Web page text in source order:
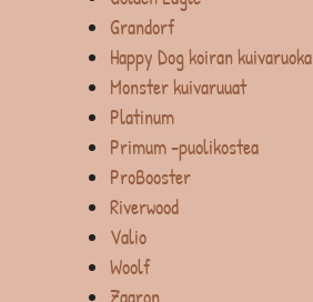
Grandorf
Happy Dog koiran kuivaruoka
Monster kuivaruuat
Platinum
Primum -puolikostea
ProBooster
Riverwood
Valio
Woolf